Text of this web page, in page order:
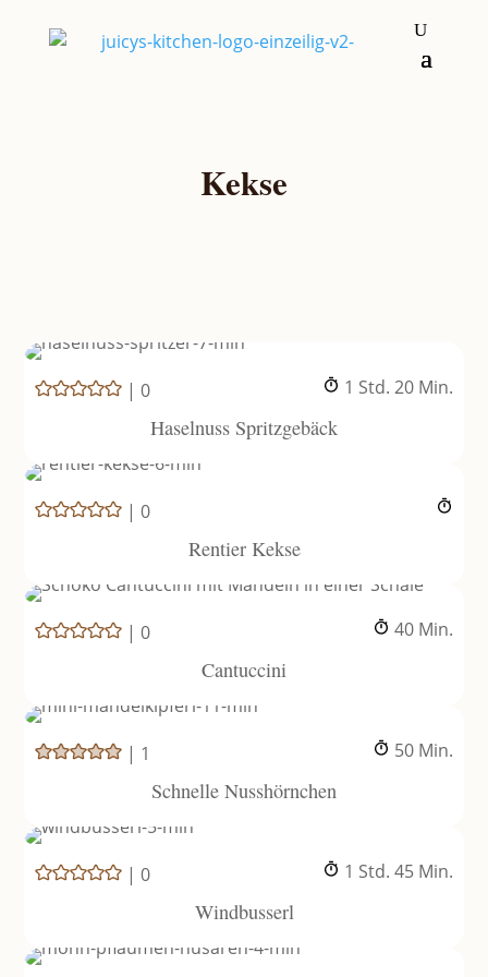
Kekse
|0 1 Stunde
Std. 20Minuten
Min.
Haselnuss Spritzgebäck
|0
Rentier Kekse
|0 40Minuten
Min.
Cantuccini
| 1 50Minuten
Min.
Schnelle Nusshörnchen
|0 1 Stunde
Std. 45Minuten
Min.
Windbusserl